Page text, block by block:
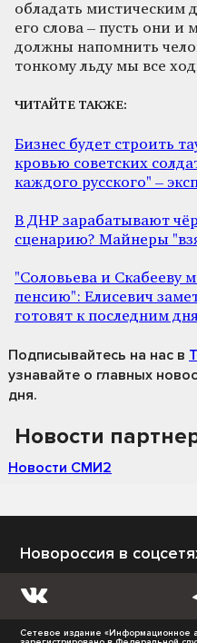
обладать мистическим
его слова – пусть они и
должны напомнить
тонкому льду мы все
ЧИТАЙТЕ ТАКЖЕ:
Бизнес будет строить
кровью советских
каждого русского" –
В ДНР зарабатывают
сценарию? Майнеры
"Соловьева и Скабееву
пенсию": Елисевич
готовят к последним
Подписывайтесь на нас в
узнавайте о главных
дня.
Новости
Новости СМИ2
Новороссия в
Сетевое издание «Информационное